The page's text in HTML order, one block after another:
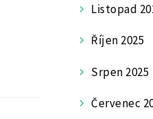
Listopad
Říjen 2025
Srpen 2025
Červenec